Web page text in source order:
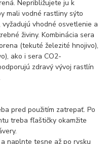
Nepribližujete ju k
mali vodné rastliny sýto
vhodné osvetlenie a
živiny. Kombinácia sera
(tekuté železité hnojivo),
ako i sera CO2-
zdravý vývoj rastlín
pred použitím zatrepať. Po
treba fľaštičky okamžite
naplnte tesne až po rysku